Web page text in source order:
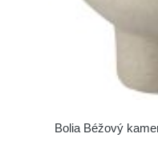
Bolia Béžový